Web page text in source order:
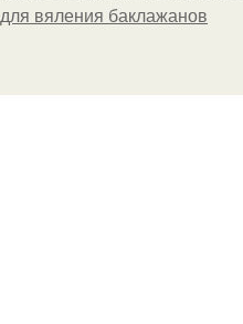
для вяления баклажанов